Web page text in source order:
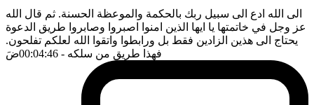
الى الله ادع الى سبيل ربك بالحكمة والموعظة الحسنة. ثم قال الله
عز وجل في خاتمتها يا ايها الذين امنوا اصبروا وصابروا طريق الدعوة
يحتاج الى هذين الزادين فقط بل ورابطوا واتقوا الله لعلكم تفلحون.
فهذا طريق من سلكه - 00:04:46 ضَ